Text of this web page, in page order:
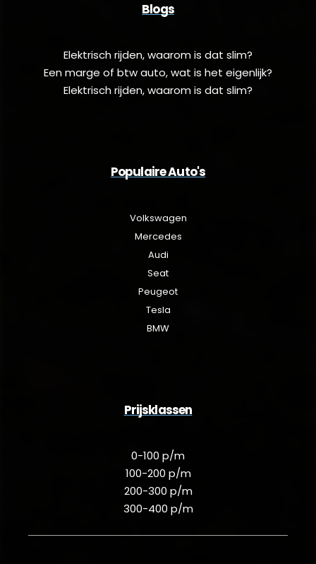
Blogs
Elektrisch rijden, waarom is dat slim?
Een marge of btw auto, wat is het eigenlijk?
Elektrisch rijden, waarom is dat slim?
Populaire Auto's
Volkswagen
Mercedes
Audi
Seat
Peugeot
Tesla
BMW
Prijsklassen
0-100 p/m
100-200 p/m
200-300 p/m
300-400 p/m